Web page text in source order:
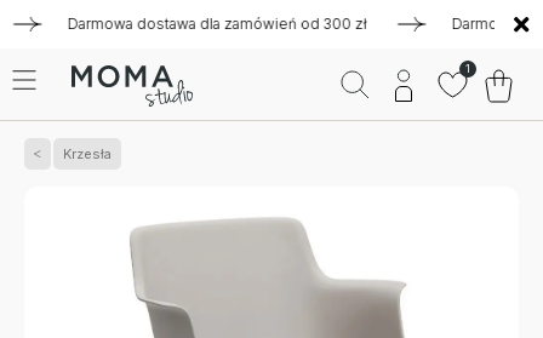
Darmowa dostawa dla zamówień od 300 zł Darmowa
1
Krzesła